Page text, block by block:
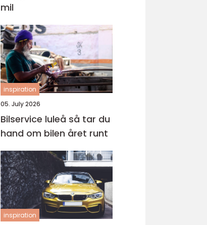
mil
inspiration
05. July 2026
Bilservice luleå så tar du
hand om bilen året runt
inspiration